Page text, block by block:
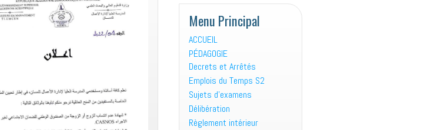
Menu Principal
ACCUEIL
PÉDAGOGIE
Decrets et Arrêtés
Emplois du Temps S2
Sujets d’examens
Délibération
Règlement intérieur